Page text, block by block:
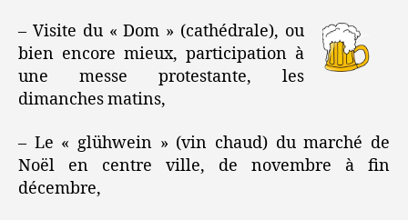
– Visite du « Dom » (cathédrale), ou
bien encore mieux, participation à
une messe protestante, les
dimanches matins,
– Le « glühwein » (vin chaud) du marché de
Noël en centre ville, de novembre à fin
décembre,